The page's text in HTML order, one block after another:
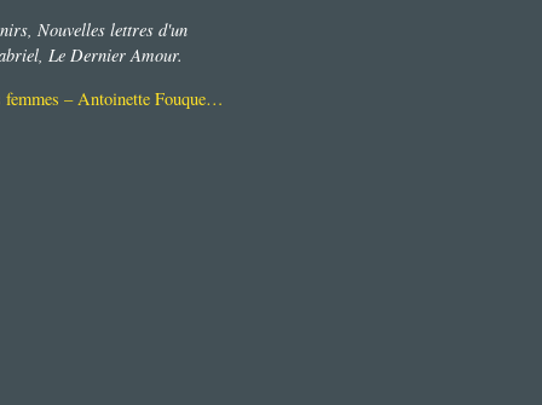
Nouvelles lettres d'un
Le Dernier Amour.
femmes – Antoinette Fouque…